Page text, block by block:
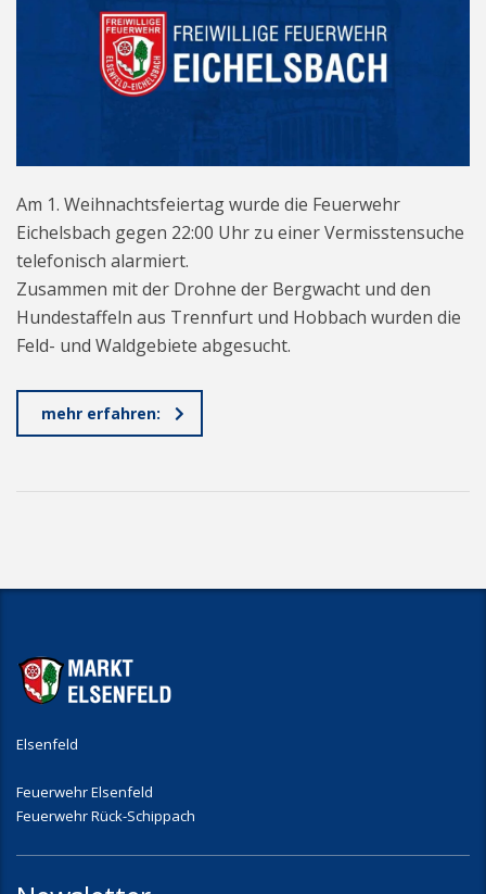
Am 1. Weihnachtsfeiertag wurde die Feuerwehr
Eichelsbach gegen 22:00 Uhr zu einer Vermisstensuche
telefonisch alarmiert.
Zusammen mit der Drohne der Bergwacht und den
Hundestaffeln aus Trennfurt und Hobbach wurden die
Feld- und Waldgebiete abgesucht.
mehr erfahren:
Elsenfeld
Feuerwehr Elsenfeld
Feuerwehr Rück-Schippach